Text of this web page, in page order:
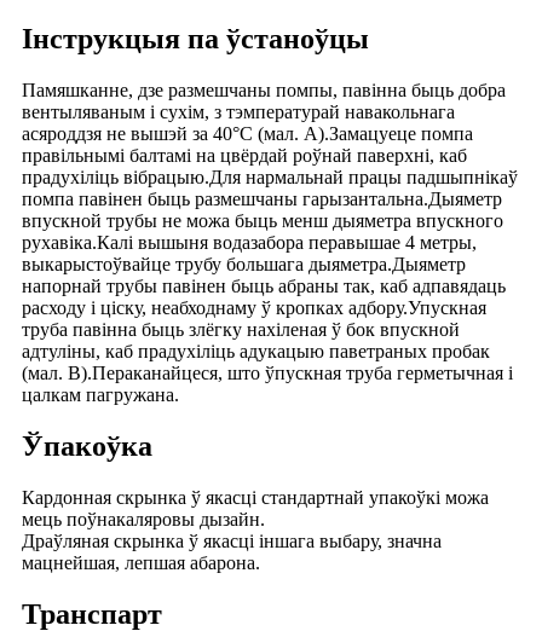
Інструкцыя па ўстаноўцы
Памяшканне, дзе размешчаны помпы, павінна быць добра
вентыляваным і сухім, з тэмпературай навакольнага
асяроддзя не вышэй за 40°C (мал. A).Замацуеце помпа
правільнымі балтамі на цвёрдай роўнай паверхні, каб
прадухіліць вібрацыю.Для нармальнай працы падшыпнікаў
помпа павінен быць размешчаны гарызантальна.Дыяметр
впускной трубы не можа быць менш дыяметра впускного
рухавіка.Калі вышыня водазабора перавышае 4 метры,
выкарыстоўвайце трубу большага дыяметра.Дыяметр
напорнай трубы павінен быць абраны так, каб адпавядаць
расходу і ціску, неабходнаму ў кропках адбору.Упускная
труба павінна быць злёгку нахіленая ў бок впускной
адтуліны, каб прадухіліць адукацыю паветраных пробак
(мал. B).Пераканайцеся, што ўпускная труба герметычная і
цалкам пагружана.
Ўпакоўка
Кардонная скрынка ў якасці стандартнай упакоўкі можа
мець поўнакаляровы дызайн.
Драўляная скрынка ў якасці іншага выбару, значна
мацнейшая, лепшая абарона.
Транспарт